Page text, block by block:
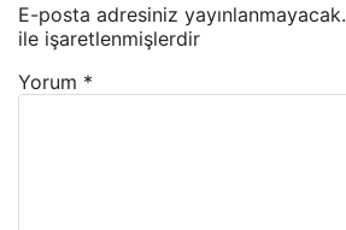
E-posta adresiniz yayınlanmayacak.
ile işaretlenmişlerdir
Yorum *